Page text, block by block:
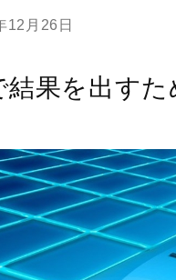
12月26日
結果を出す